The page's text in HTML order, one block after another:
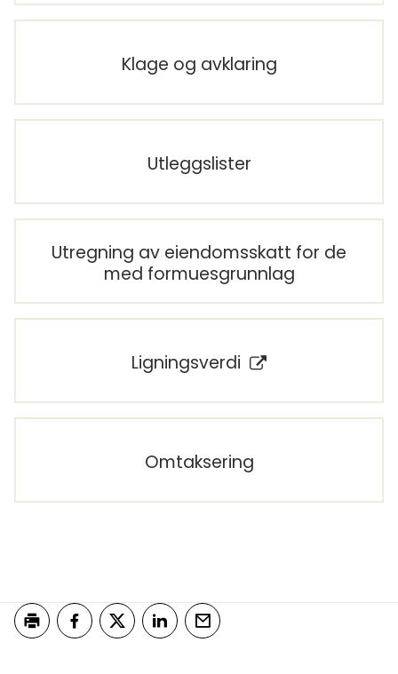
Klage og avklaring
Utleggslister
Utregning av eiendomsskatt for de
med formuesgrunnlag
Ligningsverdi
Omtaksering